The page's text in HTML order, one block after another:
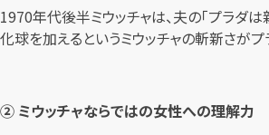
1970年代後半ミウッチャは、夫の「プラダ
化球を加えるというミウッチャの斬新さが
② ミウッチャならではの女性への理解力